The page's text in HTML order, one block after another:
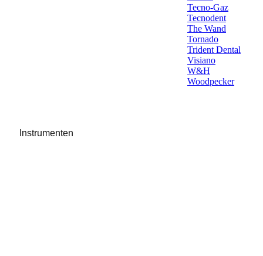
Tecno-Gaz
Tecnodent
The Wand
Tornado
Trident Dental
Visiano
W&H
Woodpecker
Instrumenten